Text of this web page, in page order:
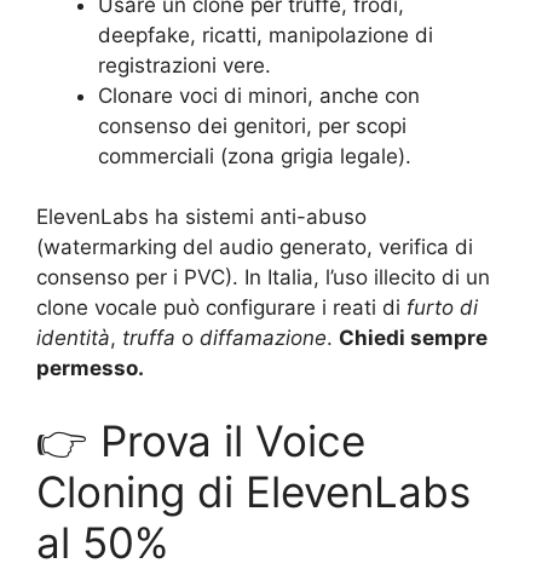
deepfake, ricatti, manipolazione di
registrazioni vere.
Clonare voci di minori, anche con
consenso dei genitori, per scopi
commerciali (zona grigia legale).
ElevenLabs ha sistemi anti-abuso
(watermarking del audio generato, verifica di
consenso per i PVC). In Italia, l’uso illecito di un
clone vocale può configurare i reati di furto di
identità, truffa o diffamazione. Chiedi sempre
permesso.
👉 Prova il Voice
Cloning di ElevenLabs
al 50%